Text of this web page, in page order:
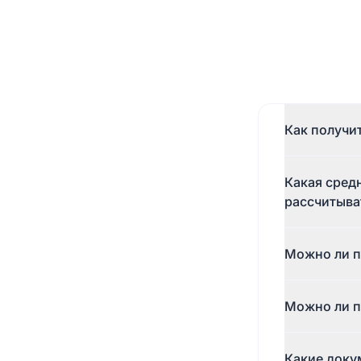
Как
срок. После
весь
Какая
150 000 ₸
Можно ли
сектора,
Можно ли
18 лет.